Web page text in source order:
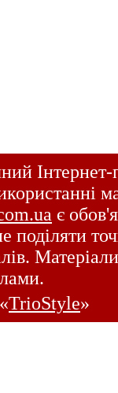
Інтернет-
є
поділяти
TrioStyle»